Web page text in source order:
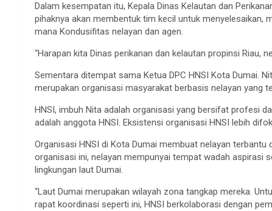
Dalam kesempatan itu, Kepala Dinas Kelautan dan
pihaknya akan membentuk tim kecil untuk menyelesaikan,
mana Kondusifitas nelayan dan agen.
“Harapan kita Dinas perikanan dan kelautan propinsi Riau,
Sementara ditempat sama Ketua DPC HNSI Kota Dumai.
merupakan organisasi masyarakat berbasis nelayan yang
HNSI, imbuh Nita adalah organisasi yang bersifat profesi
adalah anggota HNSI. Eksistensi organisasi HNSI lebih
Organisasi HNSI di Kota Dumai membuat nelayan
organisasi ini, nelayan mempunyai tempat wadah aspirasi
lingkungan laut Dumai.
“Laut Dumai merupakan wilayah zona tangkap mereka.
rapat koordinasi seperti ini, HNSI berkolaborasi dengan